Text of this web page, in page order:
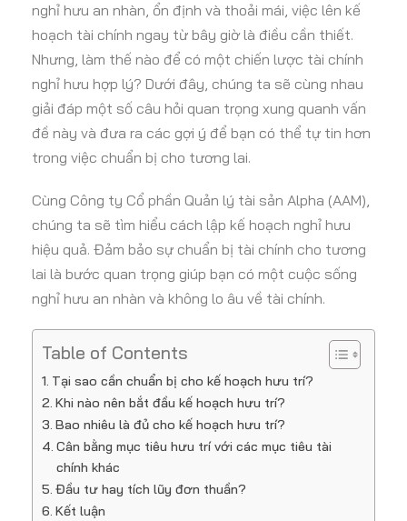
nghỉ hưu an nhàn, ổn định và thoải mái, việc lên kế
hoạch tài chính ngay từ bây giờ là điều cần thiết.
Nhưng, làm thế nào để có một chiến lược tài chính
nghỉ hưu hợp lý? Dưới đây, chúng ta sẽ cùng nhau
giải đáp một số câu hỏi quan trọng xung quanh vấn
đề này và đưa ra các gợi ý để bạn có thể tự tin hơn
trong việc chuẩn bị cho tương lai.
Cùng Công ty Cổ phần Quản lý tài sản Alpha (AAM),
chúng ta sẽ tìm hiểu cách lập kế hoạch nghỉ hưu
hiệu quả. Đảm bảo sự chuẩn bị tài chính cho tương
lai là bước quan trọng giúp bạn có một cuộc sống
nghỉ hưu an nhàn và không lo âu về tài chính.
Table of Contents
Tại sao cần chuẩn bị cho kế hoạch hưu trí?
Khi nào nên bắt đầu kế hoạch hưu trí?
Bao nhiêu là đủ cho kế hoạch hưu trí?
Cân bằng mục tiêu hưu trí với các mục tiêu tài
chính khác
Đầu tư hay tích lũy đơn thuần?
Kết luận